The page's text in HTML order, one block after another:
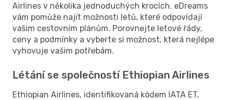
Airlines v několika jednoduchých krocích. eDreams
vám pomůže najít možnosti letů, které odpovídají
vašim cestovním plánům. Porovnejte letové řády,
ceny a podmínky a vyberte si možnost, která nejlépe
vyhovuje vašim potřebám.
Létání se společností Ethiopian Airlines
Ethiopian Airlines, identifikovaná kódem IATA ET,